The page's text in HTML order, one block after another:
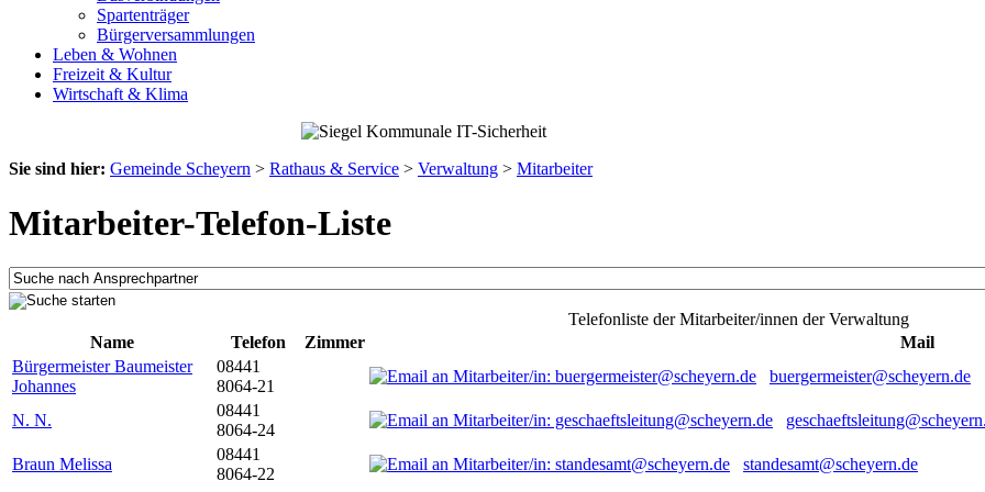
Spartenträger
Bürgerversammlungen
Leben & Wohnen
Freizeit & Kultur
Wirtschaft & Klima
Sie sind hier: Gemeinde Scheyern > Rathaus & Service > Verwaltung > Mitarbeiter
Mitarbeiter-Telefon-Liste
Telefonliste der Mitarbeiter/innen der Verwaltung
Name
Telefon Zimmer
Mail
Bürgermeister Baumeister
Johannes
08441
8064-21
buergermeister@scheyern.de
N. N.
08441
8064-24
Braun Melissa
08441
8064-22
standesamt@scheyern.de